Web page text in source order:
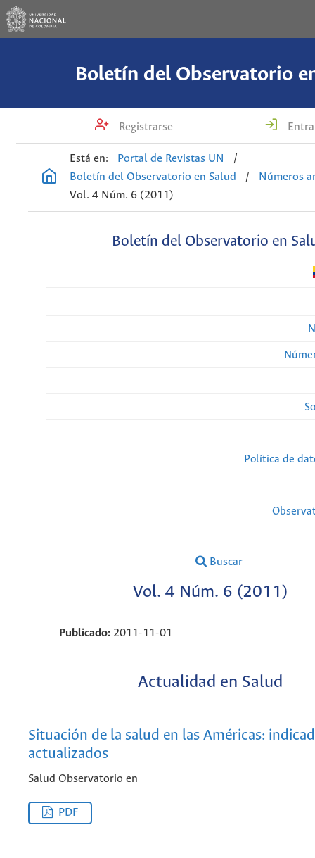
Boletín del Observatorio
Registrarse
Está en: Portal de Revistas UN
/
Boletín del Observatorio en Salud
/
Números
Vol. 4 Núm. 6 (2011)
Boletín del Observatorio en
Política de
Buscar
Vol. 4 Núm. 6 (2011)
Publicado: 2011-11-01
Actualidad en Salud
Situación de la salud en las Américas:
actualizados
Salud Observatorio en
PDF